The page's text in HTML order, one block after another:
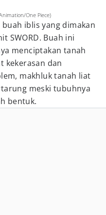
One Piece)
iblis yang dimakan
SWORD. Buah ini
menciptakan tanah
kekerasan dan
makhluk tanah liat
meski tubuhnya
bentuk.